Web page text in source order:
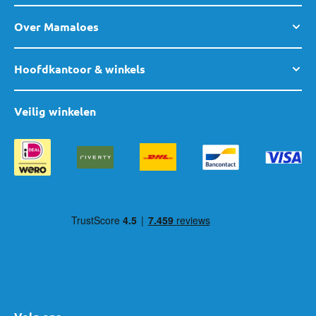
Over Mamaloes
Hoofdkantoor & winkels
Veilig winkelen